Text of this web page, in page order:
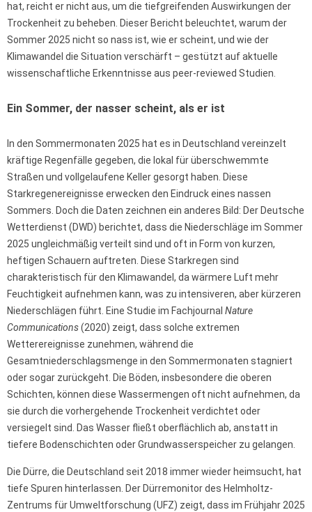
hat, reicht er nicht aus, um die tiefgreifenden Auswirkungen der
Trockenheit zu beheben. Dieser Bericht beleuchtet, warum der
Sommer 2025 nicht so nass ist, wie er scheint, und wie der
Klimawandel die Situation verschärft – gestützt auf aktuelle
wissenschaftliche Erkenntnisse aus peer-reviewed Studien.
Ein Sommer, der nasser scheint, als er ist
In den Sommermonaten 2025 hat es in Deutschland vereinzelt
kräftige Regenfälle gegeben, die lokal für überschwemmte
Straßen und vollgelaufene Keller gesorgt haben. Diese
Starkregenereignisse erwecken den Eindruck eines nassen
Sommers. Doch die Daten zeichnen ein anderes Bild: Der Deutsche
Wetterdienst (DWD) berichtet, dass die Niederschläge im Sommer
2025 ungleichmäßig verteilt sind und oft in Form von kurzen,
heftigen Schauern auftreten. Diese Starkregen sind
charakteristisch für den Klimawandel, da wärmere Luft mehr
Feuchtigkeit aufnehmen kann, was zu intensiveren, aber kürzeren
Niederschlägen führt. Eine Studie im Fachjournal Nature
Communications(2020) zeigt, dass solche extremen
Wetterereignisse zunehmen, während die
Gesamtniederschlagsmenge in den Sommermonaten stagniert
oder sogar zurückgeht. Die Böden, insbesondere die oberen
Schichten, können diese Wassermengen oft nicht aufnehmen, da
sie durch die vorhergehende Trockenheit verdichtet oder
versiegelt sind. Das Wasser fließt oberflächlich ab, anstatt in
tiefere Bodenschichten oder Grundwasserspeicher zu gelangen.
Die Dürre, die Deutschland seit 2018 immer wieder heimsucht, hat
tiefe Spuren hinterlassen. Der Dürremonitor des Helmholtz-
Zentrums für Umweltforschung (UFZ) zeigt, dass im Frühjahr 2025